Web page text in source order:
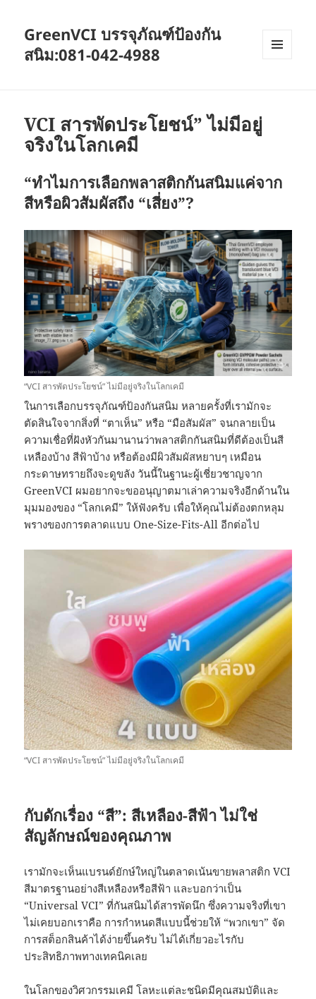
GreenVCI บรรจุภัณฑ์ป้องกัน
สนิม:081-042-4988
VCI สารพัดประโยชน์” ไม่มีอยู่
จริงในโลกเคมี
“ทำไมการเลือกพลาสติกกันสนิมแค่จาก
สีหรือผิวสัมผัสถึง “เสี่ยง”?
“VCI สารพัดประโยชน์” ไม่มีอยู่จริงในโลกเคมี
ในการเลือกบรรจุภัณฑ์ป้องกันสนิม หลายครั้งที่เรามักจะ
ตัดสินใจจากสิ่งที่ “ตาเห็น” หรือ “มือสัมผัส” จนกลายเป็น
ความเชื่อที่ฝังหัวกันมานานว่าพลาสติกกันสนิมที่ดีต้องเป็นสี
เหลืองบ้าง สีฟ้าบ้าง หรือต้องมีผิวสัมผัสหยาบๆ เหมือน
กระดาษทรายถึงจะดูขลัง วันนี้ในฐานะผู้เชี่ยวชาญจาก
GreenVCI ผมอยากจะขออนุญาตมาเล่าความจริงอีกด้านใน
มุมมองของ “โลกเคมี” ให้ฟังครับ เพื่อให้คุณไม่ต้องตกหลุม
พรางของการตลาดแบบ One-Size-Fits-All อีกต่อไป
“VCI สารพัดประโยชน์” ไม่มีอยู่จริงในโลกเคมี
กับดักเรื่อง “สี”: สีเหลือง-สีฟ้า ไม่ใช่
สัญลักษณ์ของคุณภาพ
เรามักจะเห็นแบรนด์ยักษ์ใหญ่ในตลาดเน้นขายพลาสติก VCI
สีมาตรฐานอย่างสีเหลืองหรือสีฟ้า และบอกว่าเป็น
“Universal VCI” ที่กันสนิมได้สารพัดนึก ซึ่งความจริงที่เขา
ไม่เคยบอกเราคือ การกำหนดสีแบบนี้ช่วยให้ “พวกเขา” จัด
การสต็อกสินค้าได้ง่ายขึ้นครับ ไม่ได้เกี่ยวอะไรกับ
ประสิทธิภาพทางเทคนิคเลย
ในโลกของวิศวกรรมเคมี โลหะแต่ละชนิดมีคุณสมบัติและ